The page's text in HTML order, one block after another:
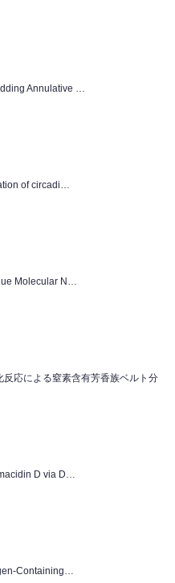
Annulative …
of circadi…
Molecular N…
反応による窒素含有芳香族ベルト分
D via D…